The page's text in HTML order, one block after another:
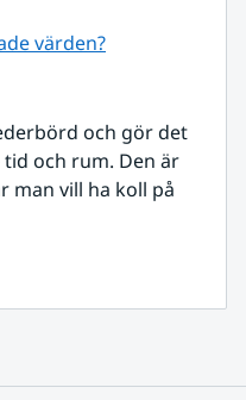
värden?
och gör det
och rum. Den är
man vill ha koll på